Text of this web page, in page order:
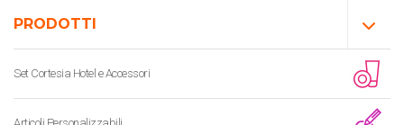
PRODOTTI
Set Cortesia Hotel e Accessori
Articoli Personalizzabili